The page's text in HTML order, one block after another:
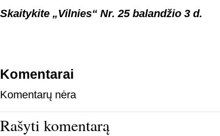
Skaitykite „Vilnies“ Nr. 25 balandžio 3 d.
Komentarai
Komentarų nėra
Rašyti komentarą